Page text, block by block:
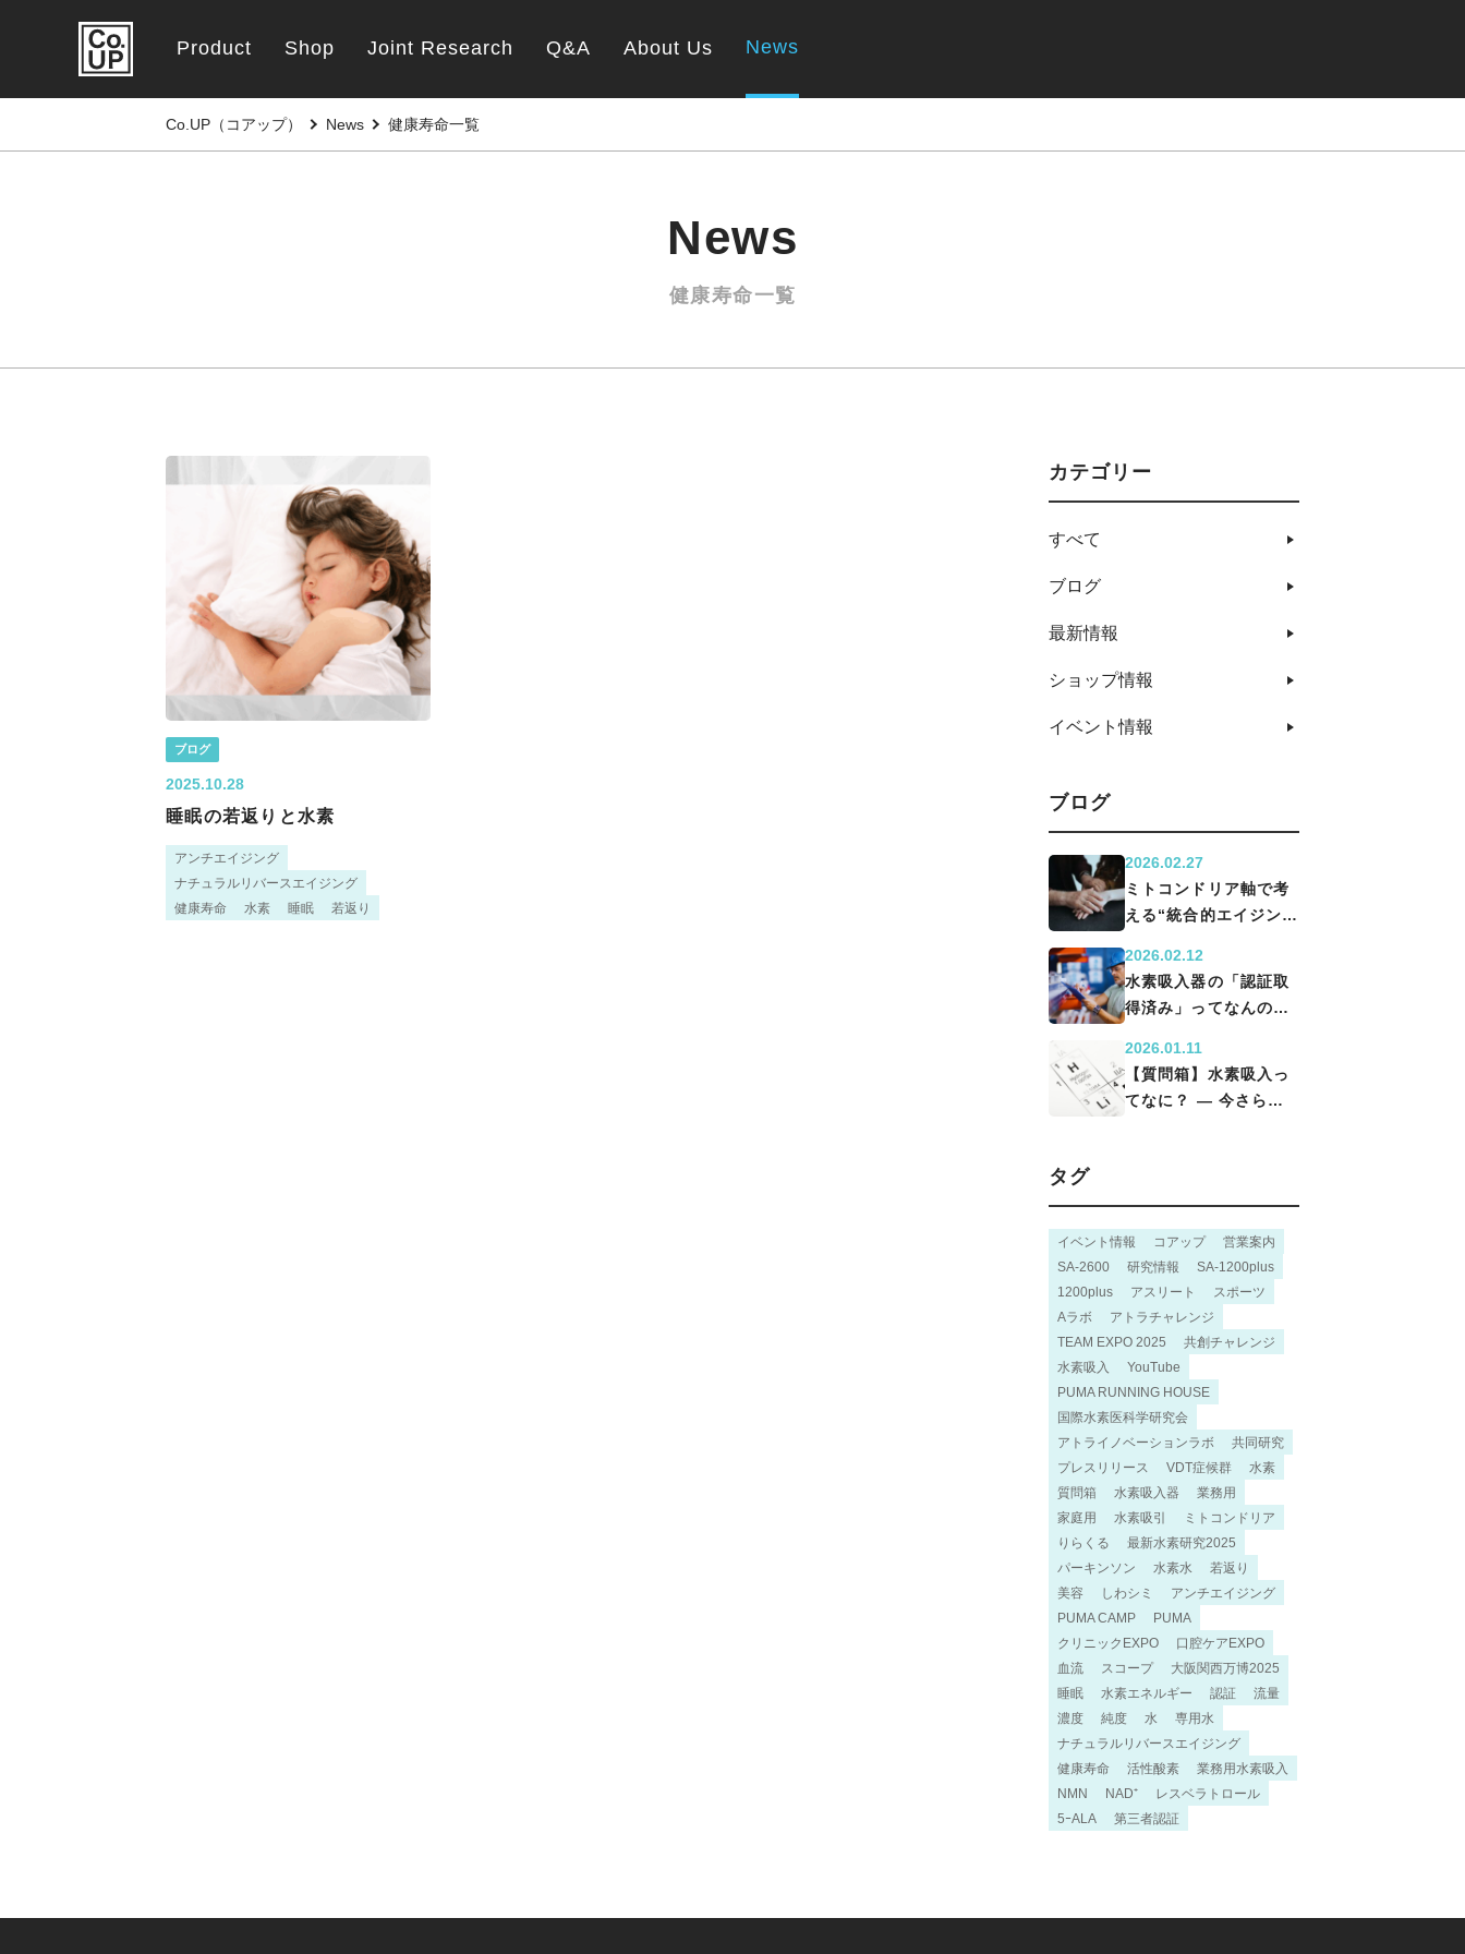
Product Shop Joint Research Q&A About Us News
Co.UP（コアップ） News 健康寿命一覧
News
健康寿命一覧
ブログ
2025.10.28
睡眠の若返りと水素
アンチエイジング
ナチュラルリバースエイジング
健康寿命
水素 睡眠 若返り
カテゴリー
すべて
ブログ
最新情報
ショップ情報
イベント情報
ブログ
2026.02.27
ミトコンドリア軸で考
える“統合的エイジング
2026.02.12
水素吸入器の「認証取
得済み」ってなんのこ
2026.01.11
【質問箱】水素吸入っ
てなに？ ― 今さらだ
タグ
イベント情報 コアップ
営業案内
SA-2600
研究情報
SA-1200plus
1200plus
アスリート
スポーツ
Aラボ
アトラチャレンジ
TEAM EXPO 2025
共創チャレンジ
水素吸入
YouTube
PUMA RUNNING HOUSE
国際水素医科学研究会
アトライノベーションラボ
共同研究
プレスリリース
VDT症候群
水素
質問箱
水素吸入器
業務用
家庭用
水素吸引
ミトコンドリア
りらくる
最新水素研究2025
パーキンソン
水素水
若返り
美容
しわシミ
アンチエイジング
PUMA CAMP
PUMA
クリニックEXPO
口腔ケアEXPO
血流
スコープ
大阪関西万博2025
睡眠
水素エネルギー 認証
流量
濃度
純度 水
専用水
ナチュラルリバースエイジング
健康寿命
活性酸素
業務用水素吸入
NMN
NAD⁺
レスベラトロール
5ｰALA
第三者認証